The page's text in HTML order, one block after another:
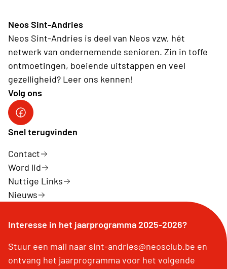
Neos Sint-Andries
Neos Sint-Andries is deel van Neos vzw, hét
netwerk van ondernemende senioren. Zin in toffe
ontmoetingen, boeiende uitstappen en veel
gezelligheid? Leer ons kennen!
Volg ons
Volg ons op facebook
Snel terugvinden
Contact
Word lid
Nuttige Links
Nieuws
Interesse in het jaarprogramma 2025-2026?
Stuur een mail naar sint-andries@neosclub.be en
ontvang het jaarprogramma voor het volgende